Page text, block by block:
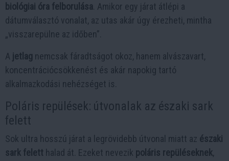
biológiai óra felborulása . Amikor egy járat átlépi a
dátumválasztó vonalat, az utas akár úgy érezheti, mintha
„visszarepülne az időben”.
A jetlag nemcsak fáradtságot okoz, hanem alvászavart,
koncentrációcsökkenést és akár napokig tartó
alkalmazkodási nehézséget is.
Poláris repülések: útvonalak az északi sark
felett
Sok ultra hosszú járat a legrövidebb útvonal miatt az északi
sark felett halad át. Ezeket nevezik poláris repüléseknek,